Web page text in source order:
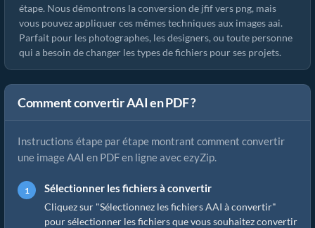
étape. Nous démontrons la conversion de jfif vers png, mais
vous pouvez appliquer ces mêmes techniques aux images aai.
Parfait pour les photographes, les designers, ou toute personne
qui a besoin de changer les types de fichiers pour ses projets.
Comment convertir AAI en PDF ?
Instructions étape par étape montrant comment convertir
une image AAI en PDF en ligne avec ezyZip.
Sélectionner les fichiers à convertir
Cliquez sur "Sélectionnez les fichiers AAI à convertir"
pour sélectionner les fichiers que vous souhaitez convertir